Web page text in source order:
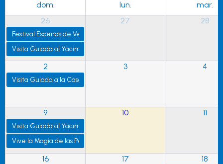
dom. lun.
mar.
26
Festival Escenas de Verano 2026: «Un Pequeño Circo Mágico» en El
Visita Guiada al Yacimiento Arqueológico «El Rebollar»
27 28
2
Visita Guiada a la Casa Familiar de Carmen Martín Gaite
3 4
9
Visita Guiada al Yacimiento Arqueológico El Rebollar
Vive la Magia de las Perseidas en la Sierra de Guadarrama
10 11
16 17 18